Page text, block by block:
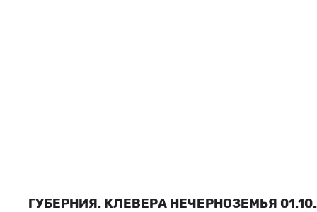
ГУБЕРНИЯ. КЛЕВЕРА НЕЧЕРНОЗЕМЬЯ